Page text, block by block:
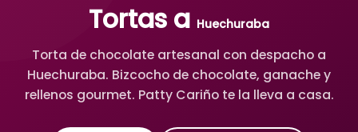
Tortas a Huechuraba
Torta de chocolate artesanal con despacho a
Huechuraba. Bizcocho de chocolate, ganache y
rellenos gourmet. Patty Cariño te la lleva a casa.